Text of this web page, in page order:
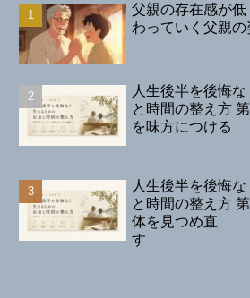
父親の存在感が
わっていく父親の
人生後半を後悔
と時間の整え方
を味方につける
人生後半を後悔
と時間の整え方
体を見つめ直